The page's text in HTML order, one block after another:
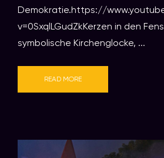
Demokratie.https://
v=0SxqlLGudZkKerzen in den
symbolische Kirchenglocke, ...
READ MORE